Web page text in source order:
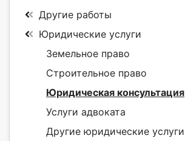
Другие работы
Юридические услуги
Земельное право
Строительное право
Юридическая консультация
Услуги адвоката
Другие юридические услуги